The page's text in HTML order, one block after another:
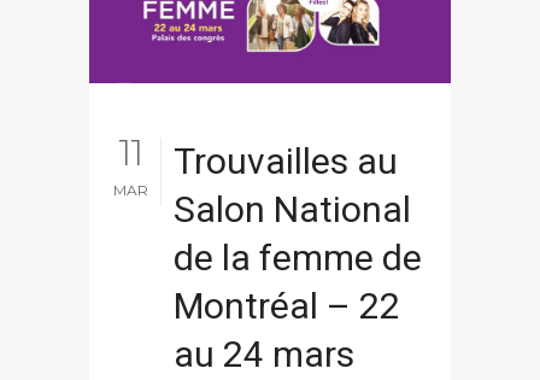
11
MAR
Trouvailles au
Salon National
de la femme de
Montréal – 22
au 24 mars